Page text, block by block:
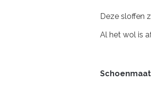
prijs
was:
Deze sloffen
Al het wol is
Schoenmaat